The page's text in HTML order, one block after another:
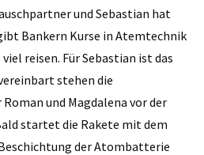
und Sebastian hat
Bankern Kurse in Atemtechnik
reisen. Für Sebastian ist das
stehen die
und Magdalena vor der
startet die Rakete mit dem
der Atombatterie